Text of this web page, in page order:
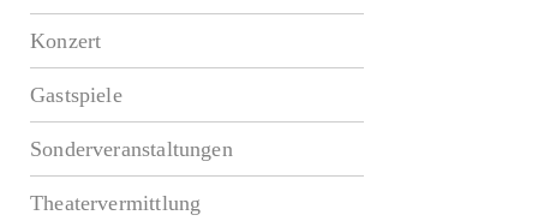
Konzert
Gastspiele
Sonderveranstaltungen
Theatervermittlung